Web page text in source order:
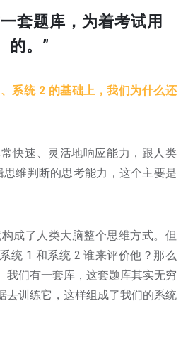
套题库，为着考试用
的。”
系统 2 的基础上，我们为什么还
快速、灵活地响应能力，跟人类
维判断的思考能力，这个主要是
成了人类大脑整个思维方式。但
统 1 和系统 2 谁来评价他？那么
我们有一套库，这套题库其实无穷
去训练它，这样组成了我们的系统